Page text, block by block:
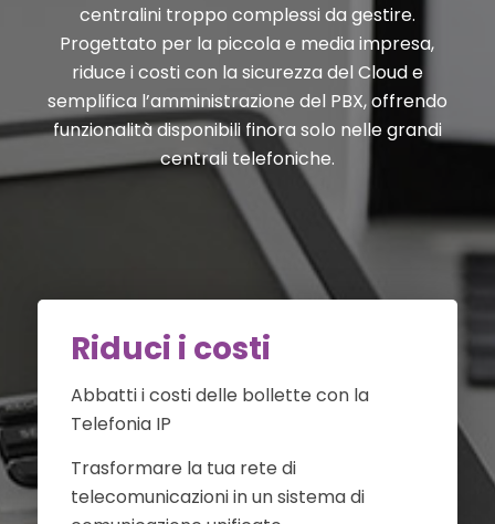
centralini troppo complessi da gestire.
Progettato per la piccola e media impresa,
riduce i costi con la sicurezza del Cloud e
semplifica l’amministrazione del PBX, offrendo
funzionalità disponibili finora solo nelle grandi
centrali telefoniche.
Riduci i costi
Abbatti i costi delle bollette con la
Telefonia IP
Trasformare la tua rete di
telecomunicazioni in un sistema di